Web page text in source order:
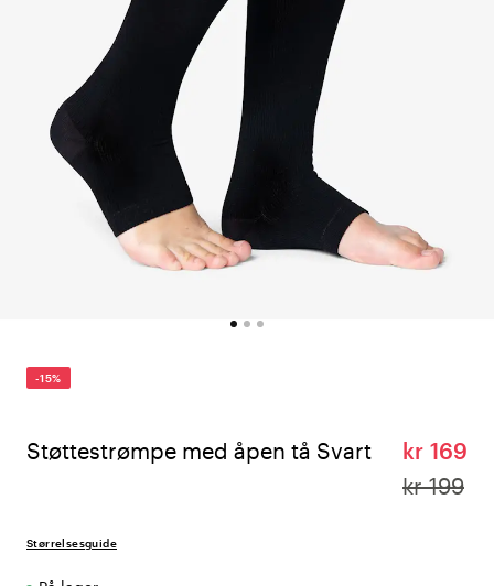
-15%
Støttestrømpe med åpen tå Svart
kr 169
kr 199
Størrelsesguide